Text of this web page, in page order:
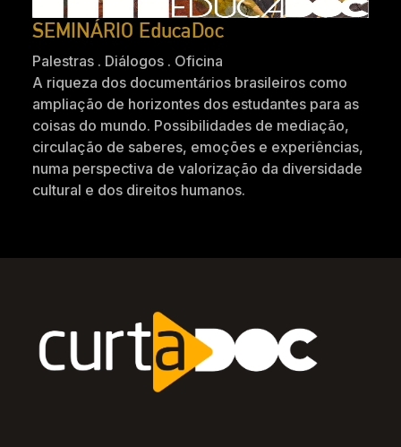
SEMINÁRIO EducaDoc
Palestras . Diálogos . Oficina
A riqueza dos documentários brasileiros como
ampliação de horizontes dos estudantes para as
coisas do mundo. Possibilidades de mediação,
circulação de saberes, emoções e experiências,
numa perspectiva de valorização da diversidade
cultural e dos direitos humanos.